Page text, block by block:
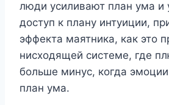
люди усиливают план ума и
доступ к плану интуиции,
эффекта маятника, как это
нисходящей системе, где
больше минус, когда
план ума.